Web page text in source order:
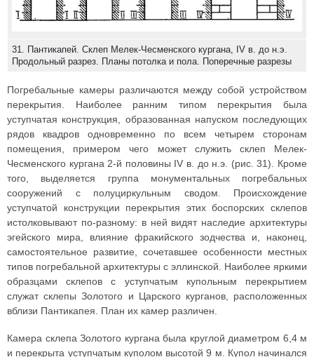
31. Пантикапей. Склеп Мелек-Чесменского кургана, IV в. до н.э.
Продольный разрез. Планы потолка и пола. Поперечные разрезы
Погребальные камеры различаются между собой устройством
перекрытия. Наиболее ранним типом перекрытия была
уступчатая конструкция, образованная напуском последующих
рядов квадров одновременно по всем четырем сторонам
помещения, примером чего может служить склеп Мелек-
Чесменского кургана 2-й половины IV в. до н.э. (рис. 31). Кроме
того, выделяется группа монументальных погребальных
сооружений с полуциркульным сводом. Происхождение
уступчатой конструкции перекрытия этих боспорских склепов
истолковывают по-разному: в ней видят наследие архитектуры
эгейского мира, влияние фракийского зодчества и, наконец,
самостоятельное развитие, сочетавшее особенности местных
типов погребальной архитектуры с эллинской. Наиболее яркими
образцами склепов с уступчатым купольным перекрытием
служат склепы Золотого и Царского курганов, расположенных
вблизи Пантикапея. План их камер различен.
Камера склепа Золотого кургана была круглой диаметром 6,4 м
и перекрыта уступчатым куполом высотой 9 м. Купол начинался